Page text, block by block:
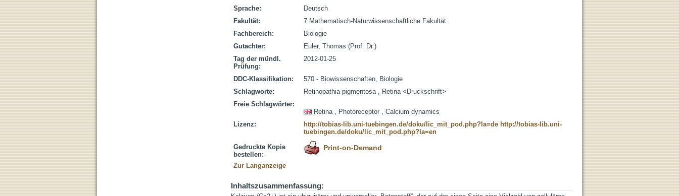
Sprache:
Deutsch
Fakultät:
7 Mathematisch-Naturwissenschaftliche Fakultät
Fachbereich:
Biologie
Gutachter:
Euler, Thomas (Prof. Dr.)
Tag der mündl.
Prüfung:
2012-01-25
DDC-Klassifikation:
570 - Biowissenschaften, Biologie
Schlagworte:
Retinopathia pigmentosa , Retina <Druckschrift>
Freie Schlagwörter:
Retina , Photoreceptor , Calcium dynamics
Lizenz:
http://tobias-lib.uni-tuebingen.de/doku/lic_mit_pod.php?la=de http://tobias-lib.uni-
tuebingen.de/doku/lic_mit_pod.php?la=en
Gedruckte Kopie
bestellen:
Print-on-Demand
Zur Langanzeige
Inhaltszusammenfassung: